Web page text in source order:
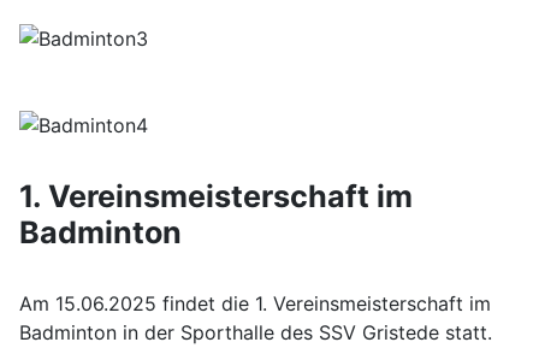
1. Vereinsmeisterschaft im
Badminton
Am 15.06.2025 findet die 1. Vereinsmeisterschaft im
Badminton in der Sporthalle des SSV Gristede statt.